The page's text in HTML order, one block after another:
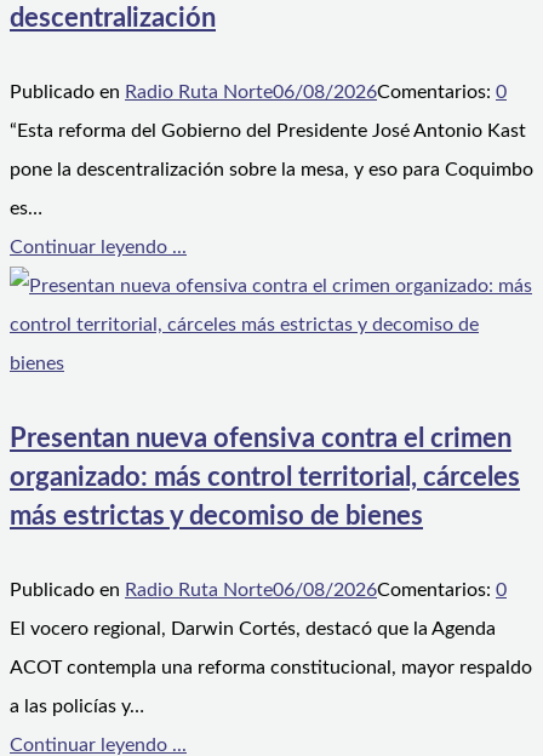
descentralización
Publicado en Radio Ruta Norte06/08/2026Comentarios: 0
“Esta reforma del Gobierno del Presidente José Antonio Kast
pone la descentralización sobre la mesa, y eso para Coquimbo
es…
Continuar leyendo ...
Presentan nueva ofensiva contra el crimen
organizado: más control territorial, cárceles
más estrictas y decomiso de bienes
Publicado en Radio Ruta Norte06/08/2026Comentarios: 0
El vocero regional, Darwin Cortés, destacó que la Agenda
ACOT contempla una reforma constitucional, mayor respaldo
a las policías y…
Continuar leyendo ...